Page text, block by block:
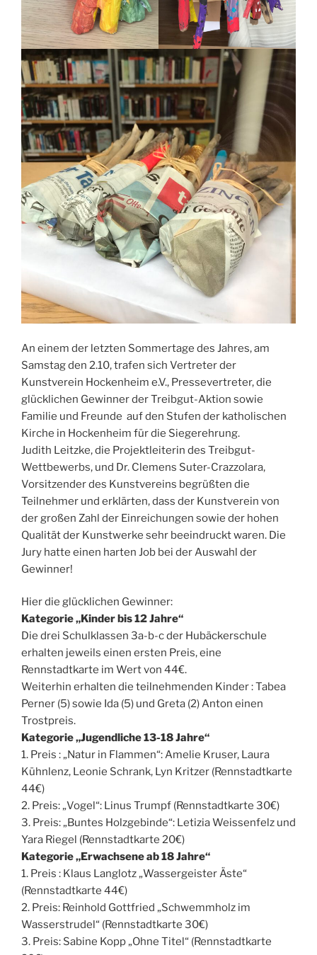
An einem der letzten Sommertage des Jahres, am
Samstag den 2.10, trafen sich Vertreter der
Kunstverein Hockenheim e.V., Pressevertreter, die
glücklichen Gewinner der Treibgut-Aktion sowie
Familie und Freunde auf den Stufen der katholischen
Kirche in Hockenheim für die Siegerehrung.
Judith Leitzke, die Projektleiterin des Treibgut-
Wettbewerbs, und Dr. Clemens Suter-Crazzolara,
Vorsitzender des Kunstvereins begrüßten die
Teilnehmer und erklärten, dass der Kunstverein von
der großen Zahl der Einreichungen sowie der hohen
Qualität der Kunstwerke sehr beeindruckt waren. Die
Jury hatte einen harten Job bei der Auswahl der
Gewinner!
Hier die glücklichen Gewinner:
Kategorie „Kinder bis 12 Jahre“
Die drei Schulklassen 3a-b-c der Hubäckerschule
erhalten jeweils einen ersten Preis, eine
Rennstadtkarte im Wert von 44€.
Weiterhin erhalten die teilnehmenden Kinder : Tabea
Perner (5) sowie Ida (5) und Greta (2) Anton einen
Trostpreis.
Kategorie „Jugendliche 13-18 Jahre“
1. Preis : „Natur in Flammen“: Amelie Kruser, Laura
Kühnlenz, Leonie Schrank, Lyn Kritzer (Rennstadtkarte
44€)
2. Preis: „Vogel“: Linus Trumpf (Rennstadtkarte 30€)
3. Preis: „Buntes Holzgebinde“: Letizia Weissenfelz und
Yara Riegel (Rennstadtkarte 20€)
Kategorie „Erwachsene ab 18 Jahre“
1. Preis : Klaus Langlotz „Wassergeister Äste“
(Rennstadtkarte 44€)
2. Preis: Reinhold Gottfried „Schwemmholz im
Wasserstrudel“ (Rennstadtkarte 30€)
3. Preis: Sabine Kopp „Ohne Titel“ (Rennstadtkarte